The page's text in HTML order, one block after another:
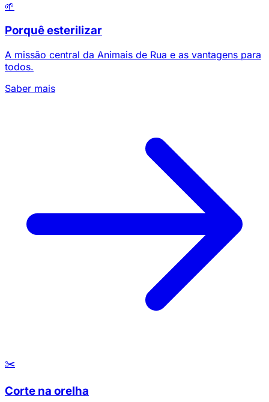
🌱
Porquê esterilizar
A missão central da Animais de Rua e as vantagens para
todos.
Saber mais
✂️
Corte na orelha